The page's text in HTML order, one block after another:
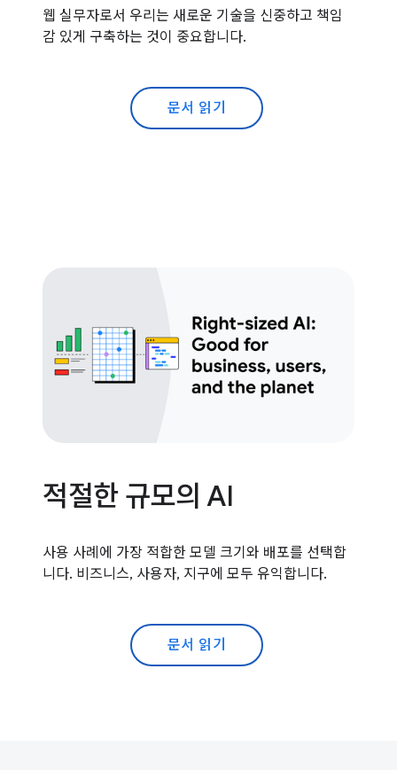
웹 실무자로서 우리는 새로운 기술을 신중하고 책임
감 있게 구축하는 것이 중요합니다.
문서 읽기
적절한 규모의 AI
사용 사례에 가장 적합한 모델 크기와 배포를 선택합
니다. 비즈니스, 사용자, 지구에 모두 유익합니다.
문서 읽기